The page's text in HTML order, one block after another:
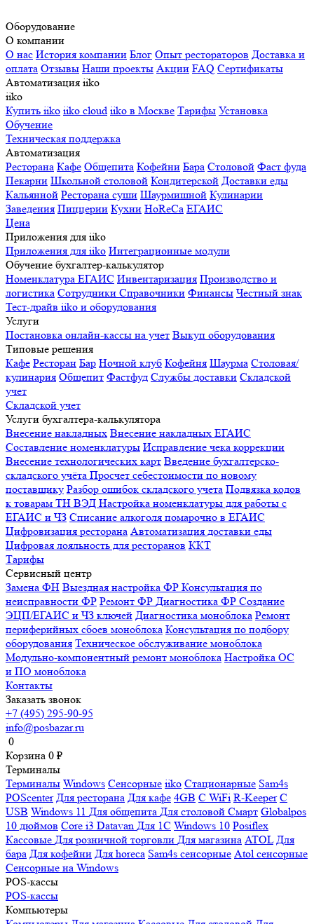
Оборудование
О компании
О нас История компании Блог Опыт рестораторов Доставка и
оплата Отзывы Наши проекты Акции FAQ Сертификаты
Автоматизация iiko
iiko
Купить iiko iiko cloud iiko в Москве Тарифы Установка
Обучение
Техническая поддержка
Автоматизация
Ресторана Кафе Общепита Кофейни Бара Столовой Фаст фуда
Пекарни Школьной столовой Кондитерской Доставки еды
Кальянной Ресторана суши Шаурмишной Кулинарии
Заведения Пиццерии Кухни HoReCa ЕГАИС
Цена
Приложения для iiko
Приложения для iiko Интеграционные модули
Обучение бухгалтер-калькулятор
Номенклатура ЕГАИС Инвентаризация Производство и
логистика Сотрудники Справочники Финансы Честный знак
Тест-драйв iiko и оборудования
Услуги
Постановка онлайн-кассы на учет Выкуп оборудования
Типовые решения
Кафе Ресторан Бар Ночной клуб Кофейня Шаурма Столовая/
кулинария Общепит Фастфуд Службы доставки Складской
учет
Складской учет
Услуги бухгалтера-калькулятора
Внесение накладных Внесение накладных ЕГАИС
Составление номенклатуры Исправление чека коррекции
Внесение технологических карт Введение бухгалтерско-
складского учёта Просчет себестоимости по новому
поставщику Разбор ошибок складского учета Подвязка кодов
к товарам ТН ВЭД Настройка номенклатуры для работы с
ЕГАИС и ЧЗ Списание алкоголя помарочно в ЕГАИС
Цифровизация ресторана Автоматизация доставки еды
Цифровая лояльность для ресторанов ККТ
Тарифы
Сервисный центр
Замена ФН Выездная настройка ФР Консультация по
неисправности ФР Ремонт ФР Диагностика ФР Создание
ЭЦП/ЕГАИС и ЧЗ ключей Диагностика моноблока Ремонт
периферийных сбоев моноблока Консультация по подбору
оборудования Техническое обслуживание моноблока
Модульно-компонентный ремонт моноблока Настройка ОС
и ПО моноблока
Контакты
Заказать звонок
+7 (495) 295-90-95
info@posbazar.ru
0
Корзина 0 ₽
Терминалы
Терминалы Windows Сенсорные iiko Стационарные Sam4s
POScenter Для ресторана Для кафе 4GB С WiFi R-Keeper С
USB Windows 11 Для общепита Для столовой Смарт Globalpos
10 дюймов Core i3 Datavan Для 1С Windows 10 Posiflex
Кассовые Для розничной торговли Для магазина ATOL Для
бара Для кофейни Для horeca Sam4s сенсорные Atol сенсорные
Сенсорные на Windows
POS-кассы
POS-кассы
Компьютеры